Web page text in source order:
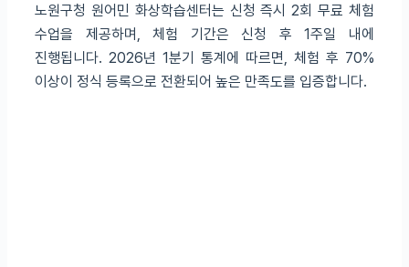
노원구청 원어민 화상학습센터는 신청 즉시 2회 무료 체험
수업을 제공하며, 체험 기간은 신청 후 1주일 내에
진행됩니다. 2026년 1분기 통계에 따르면, 체험 후 70%
이상이 정식 등록으로 전환되어 높은 만족도를 입증합니다.